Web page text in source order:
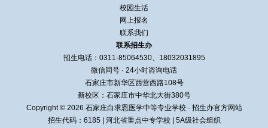
校园生活
网上报名
联系我们
联系招生办
招生电话：0311-85064530、18032031895
微信同号 · 24小时咨询电话
石家庄市新华区西营西路108号
新校区：石家庄市中华北大街380号
Copyright © 2026 石家庄白求恩医学中等专业学校 · 招生办官方网站
招生代码：6185
河北省重点中专学校 5A级社会组织